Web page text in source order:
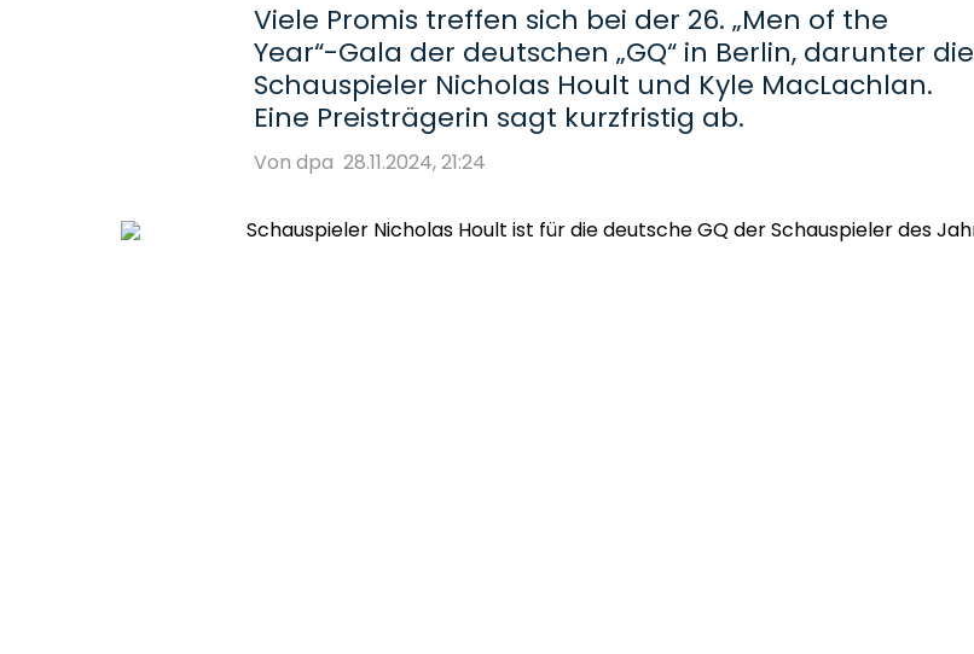
Viele Promis treffen sich bei der 26. „Men of the
Year“-Gala der deutschen „GQ“ in Berlin, darunter die
Schauspieler Nicholas Hoult und Kyle MacLachlan.
Eine Preisträgerin sagt kurzfristig ab.
Von dpa 28.11.2024, 21:24